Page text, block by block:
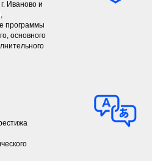
Иваново и
программы
основного